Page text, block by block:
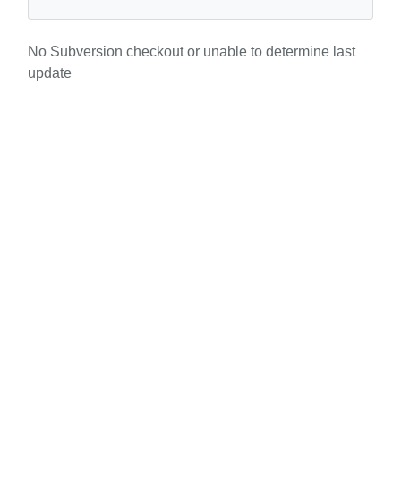
No Subversion checkout or unable to determine last
update